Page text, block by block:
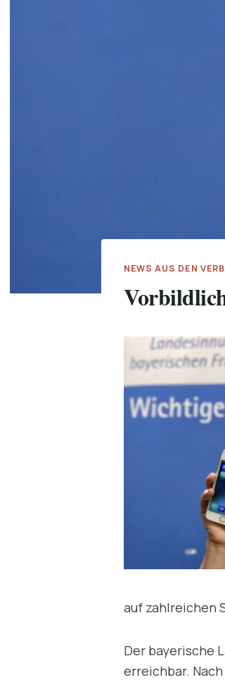
NEWS AUS DEN
auf zahlreichen
Der bayerische
erreichbar.